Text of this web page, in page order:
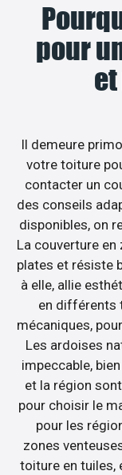
pour
Il demeure
votre toiture
contacter un
des conseils
disponibles, on
La couverture
plates et résiste
à elle, allie
en différents
mécaniques,
Les ardoises
impeccable,
et la région
pour choisir le
pour les
zones
toiture en tuiles,